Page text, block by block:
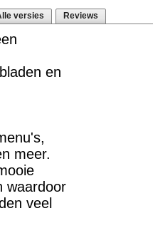
versies Reviews
en
meer.
waardoor
veel